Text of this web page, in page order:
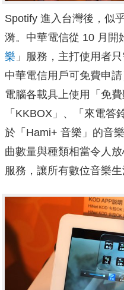
Spotify 進入台灣後，似
漪。中華電信從 10 月開
樂 」服務，主打使用者
中華電信用戶可免費申
電腦各載具上使用「免費
「KKBOX」、「來電答
於「Hami+ 音樂」的音
曲數量與種類相當令人
服務，讓所有數位音樂生